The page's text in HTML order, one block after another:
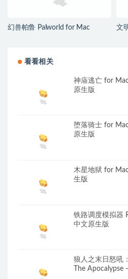
幻兽帕鲁 Palworld for Mac
文
看看相关
神庙逃亡 for Mac v1.0.1 Temple Run+ 中文
原生版
堕落骑士 for
原生版
木星地狱 for
生版
铁路调度模拟器
中文原生版
狼人之末日怒吼
The